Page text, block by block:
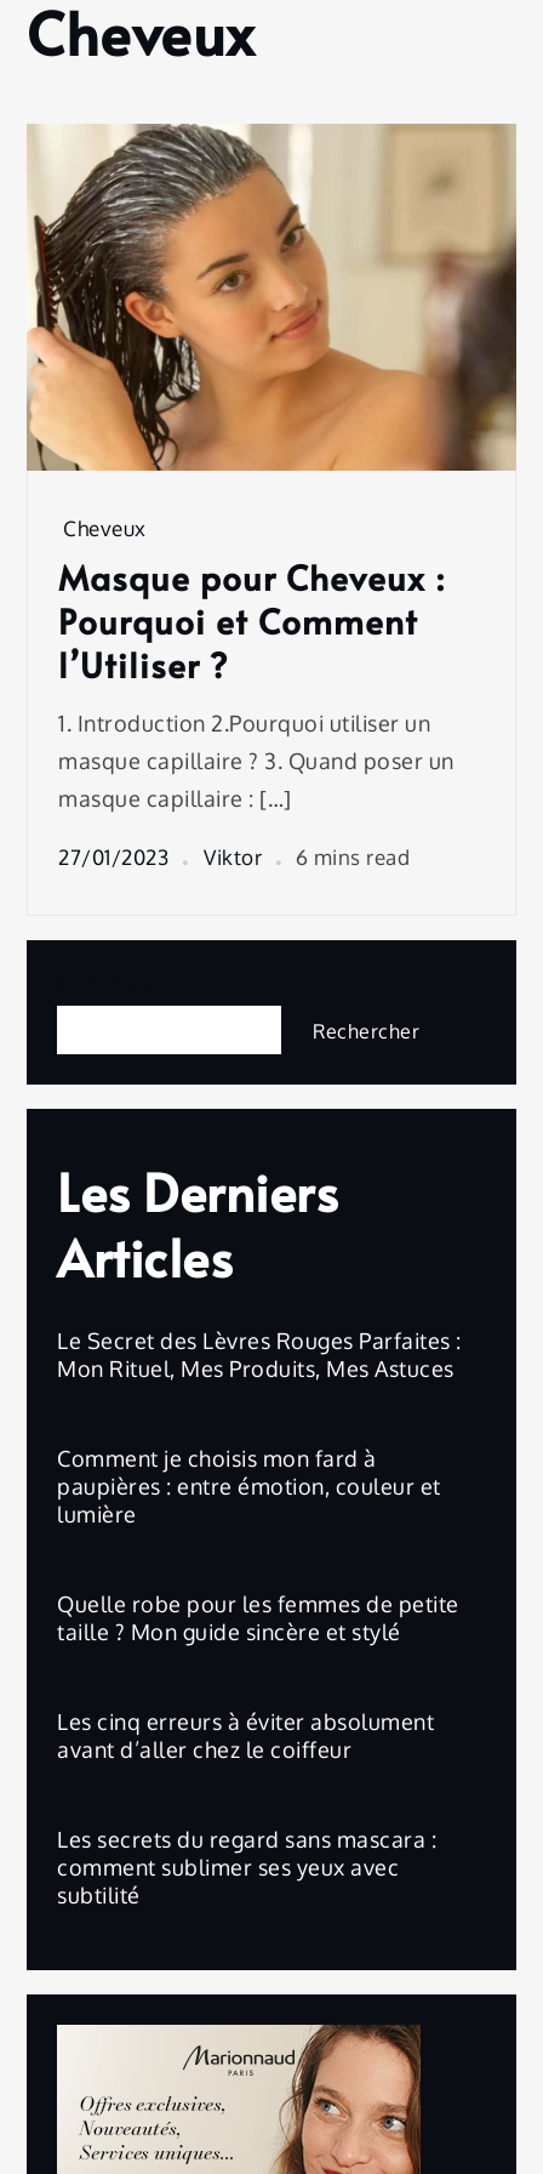
Cheveux
Cheveux
Masque pour Cheveux :
Pourquoi et Comment
l’Utiliser ?
1. Introduction 2.Pourquoi utiliser un
masque capillaire ? 3. Quand poser un
masque capillaire : […]
27/01/2023 Viktor 6 mins read
Rechercher
Les Derniers
Articles
Le Secret des Lèvres Rouges Parfaites :
Mon Rituel, Mes Produits, Mes Astuces
Comment je choisis mon fard à
paupières : entre émotion, couleur et
lumière
Quelle robe pour les femmes de petite
taille ? Mon guide sincère et stylé
Les cinq erreurs à éviter absolument
avant d’aller chez le coiffeur
Les secrets du regard sans mascara :
comment sublimer ses yeux avec
subtilité